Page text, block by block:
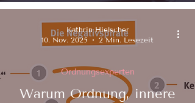
Warum Ordnung, innere
Ordnungsexperten
Kathrin Hielscher
10. Nov. 2025
2 Min. Lesezeit